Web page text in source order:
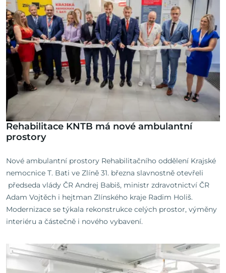
Rehabilitace KNTB má nové ambulantní
prostory
Nové ambulantní prostory Rehabilitačního oddělení Krajské
nemocnice T. Bati ve Zlíně 31. března slavnostně otevřeli
předseda vlády ČR Andrej Babiš, ministr zdravotnictví ČR
Adam Vojtěch i hejtman Zlínského kraje Radim Holiš.
Modernizace se týkala rekonstrukce celých prostor, výměny
interiéru a částečně i nového vybavení.